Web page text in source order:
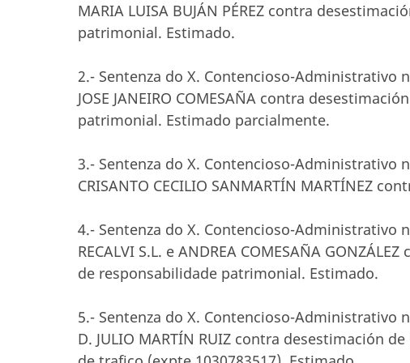
MARIA LUISA BUJÁN PÉREZ contra
patrimonial. Estimado.
2.- Sentenza do X. Contencioso-Administrativo
JOSE JANEIRO COMESAÑA contra
patrimonial. Estimado parcialmente.
3.- Sentenza do X. Contencioso-Administrativo
CRISANTO CECILIO SANMARTÍN MARTÍNEZ
4.- Sentenza do X. Contencioso-Administrativo
RECALVI S.L. e ANDREA COMESAÑA
de responsabilidade patrimonial. Estimado.
5.- Sentenza do X. Contencioso-Administrativo
D. JULIO MARTÍN RUIZ contra desestimación